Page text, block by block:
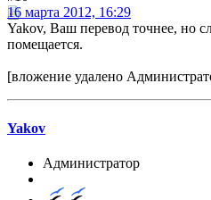
16 марта 2012, 16:29
Yakov, Ваш перевод точнее, но
помещается.
[вложение удалено
Yakov
Администратор